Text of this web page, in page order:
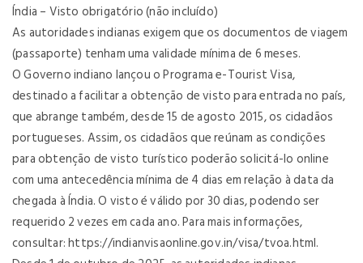
Índia – Visto obrigatório (não incluído)
As autoridades indianas exigem que os documentos de viagem
(passaporte) tenham uma validade mínima de 6 meses.
O Governo indiano lançou o Programa e-Tourist Visa,
destinado a facilitar a obtenção de visto para entrada no país,
que abrange também, desde 15 de agosto 2015, os cidadãos
portugueses. Assim, os cidadãos que reúnam as condições
para obtenção de visto turístico poderão solicitá-lo online
com uma antecedência mínima de 4 dias em relação à data da
chegada à Índia. O visto é válido por 30 dias, podendo ser
requerido 2 vezes em cada ano. Para mais informações,
consultar: https://indianvisaonline.gov.in/visa/tvoa.html.